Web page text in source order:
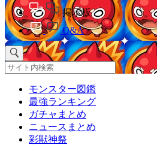
掲示板
Q&A
モンスター図鑑
最強ランキング
ガチャまとめ
ニュースまとめ
彩獣神祭